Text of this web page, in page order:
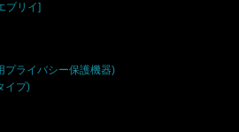
ブリイ]
プライバシー保護機器)
イプ)